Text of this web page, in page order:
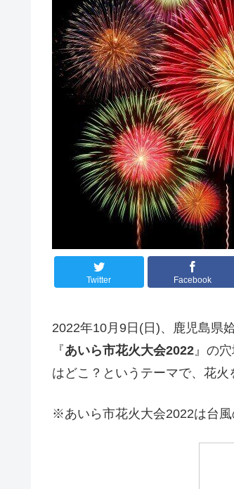
Twitter Facebook
2022年10月9日(日)、鹿児島県
『あいら市花火大会2022』の
はどこ？というテーマで、花火
※あいら市花火大会2022は台風